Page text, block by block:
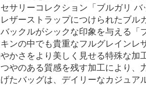
サリーコレクション「ブルガリ
ザーストラップにつけられたブル
ックルがシックな印象を与える「
ンの中でも貴重なフルグレインレ
かさをより美しく見せる特殊な加
やのある質感を残す加工により、
たバッグは、デイリーなカジュア